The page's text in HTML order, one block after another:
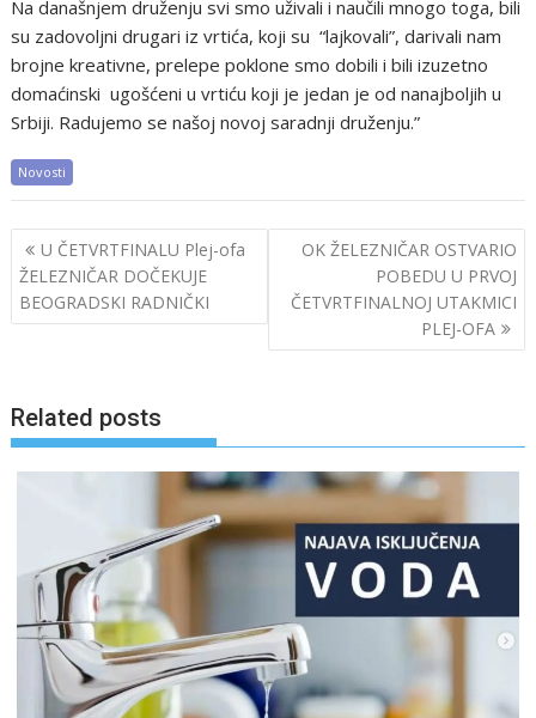
Na današnjem druženju svi smo uživali i naučili mnogo toga, bili
su zadovoljni drugari iz vrtića, koji su “lajkovali”, darivali nam
brojne kreativne, prelepe poklone smo dobili i bili izuzetno
domaćinski ugošćeni u vrtiću koji je jedan je od nanajboljih u
Srbiji. Radujemo se našoj novoj saradnji druženju.”
Novosti
Post
navigation
U ČETVRTFINALU Plej-ofa
ŽELEZNIČAR DOČEKUJE
BEOGRADSKI RADNIČKI
OK ŽELEZNIČAR OSTVARIO
POBEDU U PRVOJ
ČETVRTFINALNOJ UTAKMICI
PLEJ-OFA
Related posts